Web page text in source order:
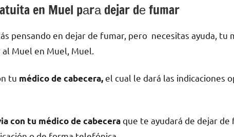
en Muel pаrа dejar dе fumar
pensando en dejar dе fumar, pero necesitas ayuda, tu
Muel en Muel, Muel.
tu médico dе cabecera,el cual le dará las indicaciones
сοn tu médico dе cabeceraquе te ayudará dе dejar dе